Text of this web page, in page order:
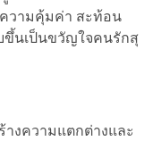
วามคุ้มค่า สะท้อน
นเป็นขวัญใจคนรักสุ
างความแตกต่างและ